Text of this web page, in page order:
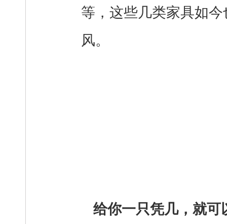
等，这些几类家具如
风。
给你一只凭几，就可